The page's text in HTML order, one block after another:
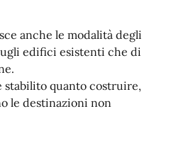
anche le modalità degli
edifici esistenti che di
stabilito quanto costruire,
le destinazioni non